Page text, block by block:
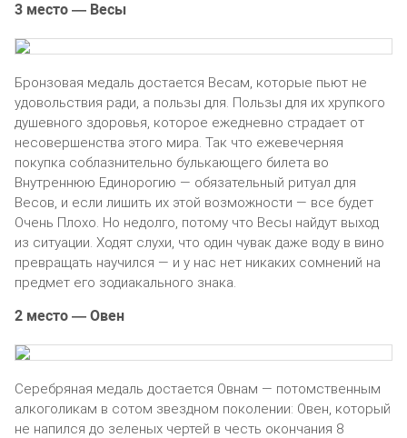
3 место — Весы
Бронзовая медаль достается Весам, которые пьют не
удовольствия ради, а пользы для. Пользы для их хрупкого
душевного здоровья, которое ежедневно страдает от
несовершенства этого мира. Так что ежевечерняя
покупка соблазнительно булькающего билета во
Внутреннюю Единорогию — обязательный ритуал для
Весов, и если лишить их этой возможности — все будет
Очень Плохо. Но недолго, потому что Весы найдут выход
из ситуации. Ходят слухи, что один чувак даже воду в вино
превращать научился — и у нас нет никаких сомнений на
предмет его зодиакального знака.
2 место — Овен
Серебряная медаль достается Овнам — потомственным
алкоголикам в сотом звездном поколении: Овен, который
не напился до зеленых чертей в честь окончания 8